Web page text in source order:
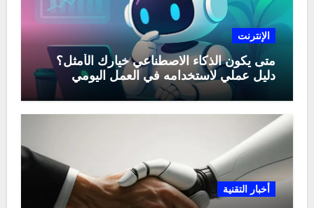
الإنترنت
متى يكون الذكاء الاصطناعي خيارك الأمثل؟
دليل عملي لاستخدامه في العمل اليومي
أخبار التقنية